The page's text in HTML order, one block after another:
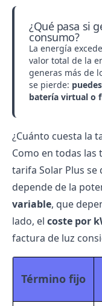
¿Qué pasa si
consumo?
La energía
valor total de la
generas más de
se pierde:
batería virtual o
¿Cuánto cuesta la
Como en todas las
tarifa Solar Plus se
depende de la
variable, que
lado, el coste por
factura de luz
Término fijo